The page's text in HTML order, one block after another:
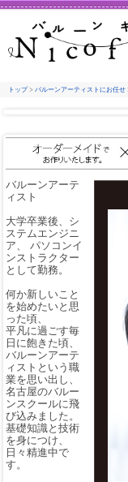
トップ > バルーンアーティストにお任せ
バルーンアーテ
ィスト
大学卒業後、シ
ステムエンジニ
ア、 パソコンイ
ンストラクター
として勤務。
何か新しいこと
を始めたいと思
った頃、
平凡に過ごす毎
日に飽きた頃、
バルーンアーテ
ィストという職
業を思い出し、
名古屋のバルー
ンスクールに飛
び込みました。
基礎知識と技術
を身につけ、
日々精進中で
す。